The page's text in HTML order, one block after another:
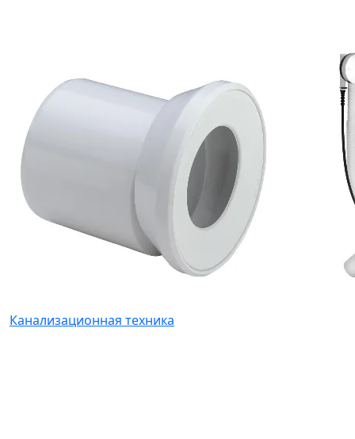
Канализационная техника